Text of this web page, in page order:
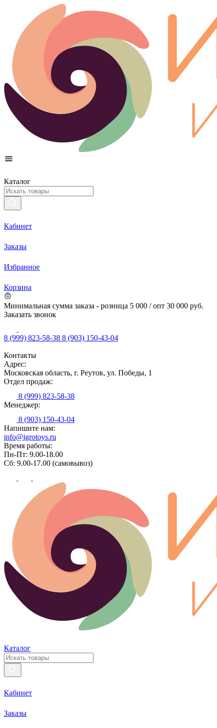
Каталог
Кабинет
Заказы
Избранное
Корзина
Минимальная сумма заказа - розница 5 000 / опт 30 000 руб.
Заказать звонок
8 (999) 823-58-38 8 (903) 150-43-04
Контакты
Адрес:
Московская область, г. Реутов, ул. Победы, 1
Отдел продаж:
8 (999) 823-58-38
Менеджер:
8 (903) 150-43-04
Напишите нам:
info@igrotoys.ru
Время работы:
Пн-Пт: 9.00-18.00
Сб: 9.00-17.00 (самовывоз)
Каталог
Кабинет
Заказы